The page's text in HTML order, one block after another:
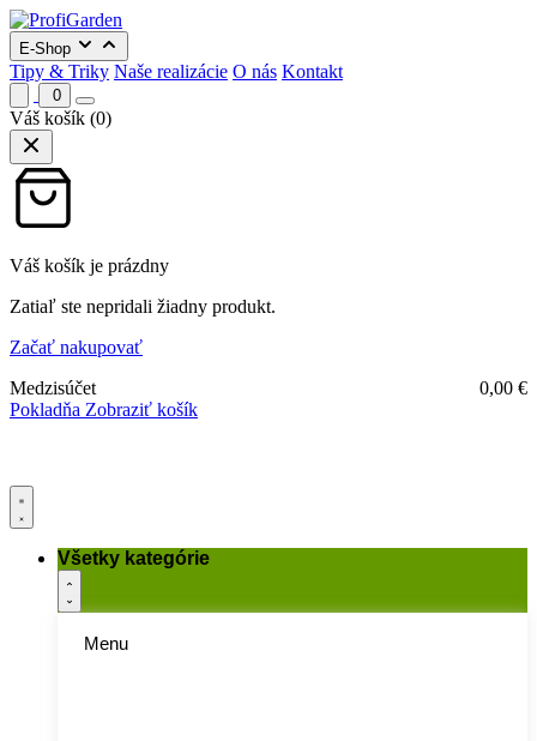
E-Shop
Tipy & Triky Naše realizácie O nás Kontakt
0
Váš košík (0)
Váš košík je prázdny
Zatiaľ ste nepridali žiadny produkt.
Začať nakupovať
Medzisúčet
0,00 €
Pokladňa Zobraziť košík
Všetky kategórie
Menu